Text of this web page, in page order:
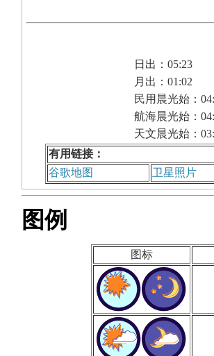
日出：05:23
月出：01:02
民用晨光始：
航海晨光始：
天文晨光始：
有用链接：
谷歌地图
卫星照片
图例
图标